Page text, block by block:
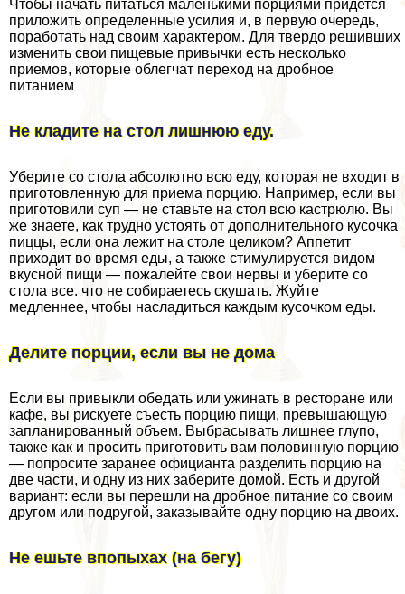
Чтобы начать питаться маленькими порциями придется
приложить определенные усилия и, в первую очередь,
поработать над своим хаpaктером. Для твердо решивших
изменить свои пищевые привычки есть несколько
приемов, которые облегчат переход на дробное
питанием
Не кладите на стол лишнюю еду.
Уберите со стола абсолютно всю еду, которая не входит в
приготовленную для приема порцию. Например, если вы
приготовили суп — не ставьте на стол всю кастрюлю. Вы
же знаете, как трудно устоять от дополнительного кусочка
пиццы, если она лежит на столе целиком? Аппетит
приходит во время еды, а также стимулируется видом
вкусной пищи — пожалейте свои нервы и уберите со
стола все. что не собираетесь скушать. Жуйте
медленнее, чтобы насладиться каждым кусочком еды.
Делите порции, если вы не дома
Если вы привыкли обедать или ужинать в ресторане или
кафе, вы рискуете съесть порцию пищи, превышающую
запланированный объем. Выбрасывать лишнее глупо,
также как и просить приготовить вам половинную порцию
— попросите заранее официанта разделить порцию на
две части, и одну из них заберите домой. Есть и другой
вариант: если вы перешли на дробное питание со своим
другом или подругой, заказывайте одну порцию на двоих.
Не ешьте впопыхах (на бегу)